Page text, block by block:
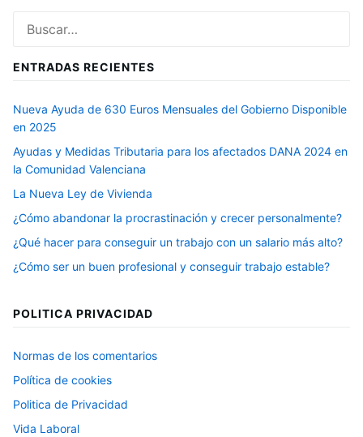
ENTRADAS RECIENTES
Nueva Ayuda de 630 Euros Mensuales del Gobierno Disponible
en 2025
Ayudas y Medidas Tributaria para los afectados DANA 2024 en
la Comunidad Valenciana
La Nueva Ley de Vivienda
¿Cómo abandonar la procrastinación y crecer personalmente?
¿Qué hacer para conseguir un trabajo con un salario más alto?
¿Cómo ser un buen profesional y conseguir trabajo estable?
POLITICA PRIVACIDAD
Normas de los comentarios
Política de cookies
Politica de Privacidad
Vida Laboral